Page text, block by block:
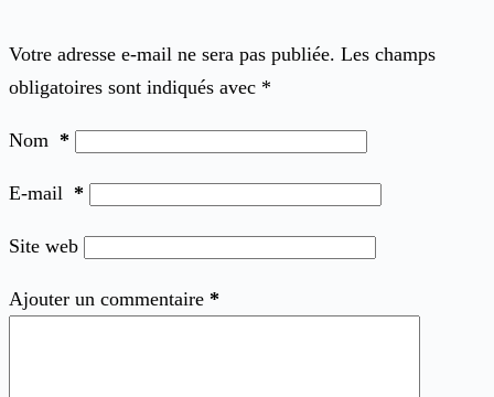
Votre adresse e-mail ne sera pas publiée. Les champs
obligatoires sont indiqués avec *
Nom *
E-mail *
Site web
Ajouter un commentaire *